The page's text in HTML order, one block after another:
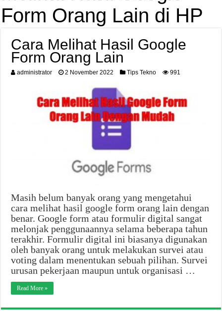
Form Orang Lain di HP
Cara Melihat Hasil Google
Form Orang Lain
administrator 2 November 2022 Tips Tekno 991
Masih belum banyak orang yang mengetahui
cara melihat hasil google form orang lain dengan
benar. Google form atau formulir digital sangat
melonjak penggunaannya selama beberapa tahun
terakhir. Formulir digital ini biasanya digunakan
oleh banyak orang untuk melakukan survei atau
voting dalam menentukan sebuah pilihan. Survei
urusan pekerjaan maupun untuk organisasi …
Read More »